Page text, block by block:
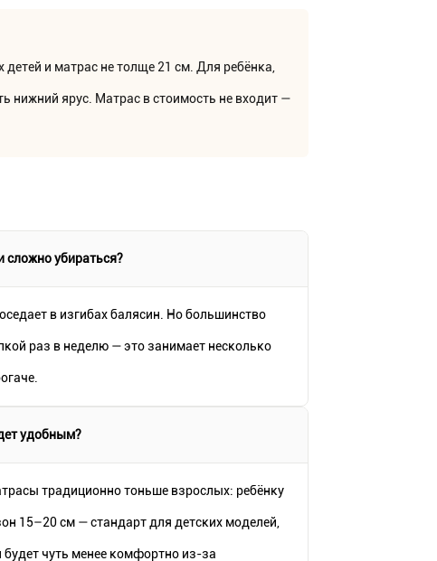
и матрас не толще 21 см. Для ребёнка,
нижний ярус. Матрас в стоимость не входит —
сложно убираться?
в изгибах балясин. Но большинство
раз в неделю — это занимает несколько
удобным?
традиционно тоньше взрослых: ребёнку
15–20 см — стандарт для детских моделей,
чуть менее комфортно из-за